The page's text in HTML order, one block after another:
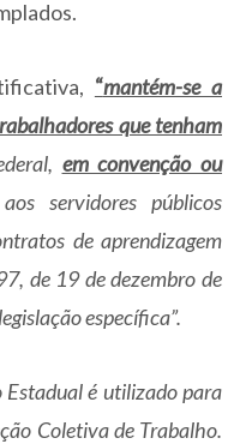
“mantém-se a
que tenham
em convenção ou
servidores públicos
de aprendizagem
de 19 de dezembro de
específica”.
é utilizado para
Coletiva de Trabalho.